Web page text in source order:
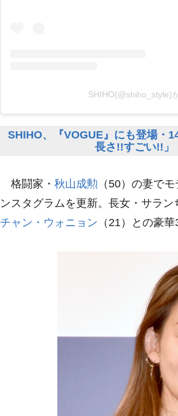
SHIHO(@shiho_style)
SHIHO、『VOGUE』にも登場・
長さ!!すごい!!」
格闘家・ 秋山成勲 （50）の妻で
ンスタグラムを更新。長女・サラ
チャン・ウォニョン （21）との豪